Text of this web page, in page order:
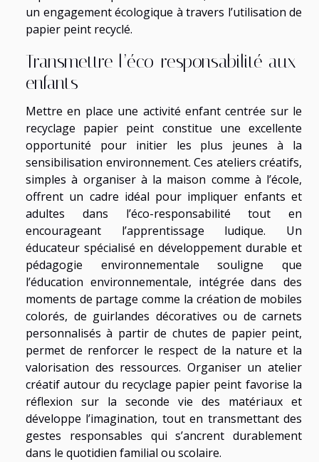
un engagement écologique à travers l’utilisation de
papier peint recyclé.
Transmettre l’éco-responsabilité aux
enfants
Mettre en place une activité enfant centrée sur le
recyclage papier peint constitue une excellente
opportunité pour initier les plus jeunes à la
sensibilisation environnement. Ces ateliers créatifs,
simples à organiser à la maison comme à l’école,
offrent un cadre idéal pour impliquer enfants et
adultes dans l’éco-responsabilité tout en
encourageant l’apprentissage ludique. Un
éducateur spécialisé en développement durable et
pédagogie environnementale souligne que
l’éducation environnementale, intégrée dans des
moments de partage comme la création de mobiles
colorés, de guirlandes décoratives ou de carnets
personnalisés à partir de chutes de papier peint,
permet de renforcer le respect de la nature et la
valorisation des ressources. Organiser un atelier
créatif autour du recyclage papier peint favorise la
réflexion sur la seconde vie des matériaux et
développe l’imagination, tout en transmettant des
gestes responsables qui s’ancrent durablement
dans le quotidien familial ou scolaire.